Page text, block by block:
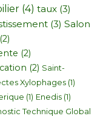
(4) taux (3)
(3) Salon
(2)
(2)
(2) Saint-
Xylophages (1)
(1) Enedis (1)
Technique Global